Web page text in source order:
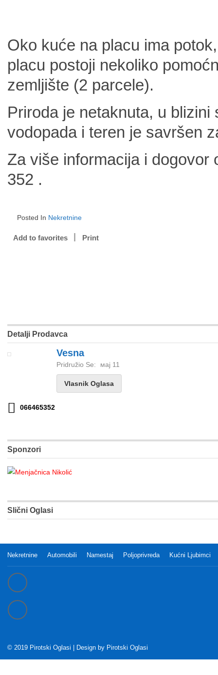
Oko kuće na placu ima
placu postoji nekoliko
zemljište (2 parcele).
Priroda je netaknuta, u
vodopada i teren je savršen
Za više informacija i dogovor
352 .
Posted In Nekretnine
Add to favorites Print
Detalji Prodavca
Vesna
Pridružio Se: мај 11
Vlasnik Oglasa
066465352
Sponzori
Slični Oglasi
Nekretnine Automobili Namestaj Poljoprivreda Kućni Ljubimci
© 2019 Pirotski Oglasi | Design by Pirotski Oglasi